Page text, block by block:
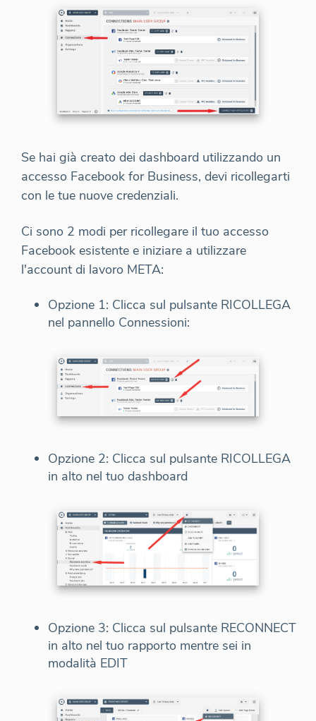
Se hai già creato dei dashboard utilizzando un
accesso Facebook for Business, devi ricollegarti
con le tue nuove credenziali.
Ci sono 2 modi per ricollegare il tuo accesso
Facebook esistente e iniziare a utilizzare
l'account di lavoro META:
Opzione 1: Clicca sul pulsante RICOLLEGA
nel pannello Connessioni:
Opzione 2: Clicca sul pulsante RICOLLEGA
in alto nel tuo dashboard
Opzione 3: Clicca sul pulsante RECONNECT
in alto nel tuo rapporto mentre sei in
modalità EDIT